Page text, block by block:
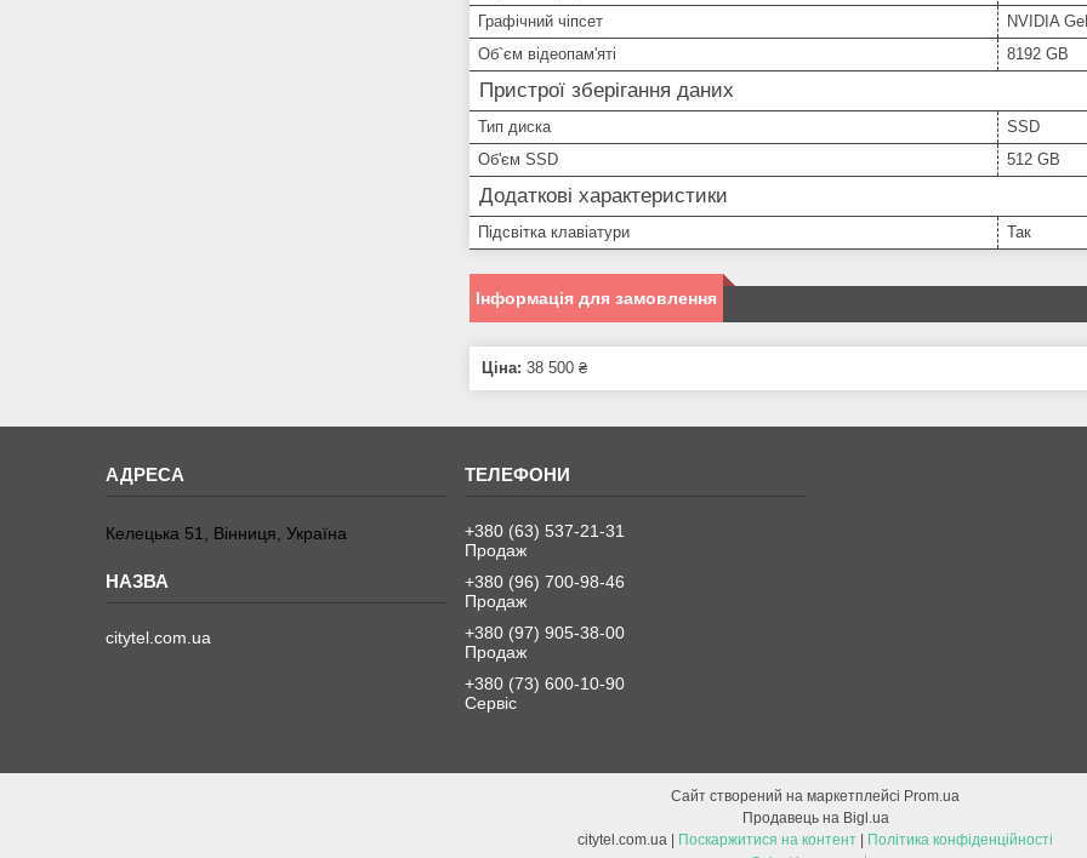
Графічний чіпсет
NVIDIA
Об`єм відеопам'яті
8192 GB
Пристрої зберігання даних
Тип диска
SSD
Об'єм SSD
512 GB
Додаткові характеристики
Підсвітка клавіатури Так
Інформація для замовлення
Ціна: 38 500 ₴
Келецька 51, Вінниця, Україна
citytel.com.ua
+380 (63) 537-21-31
Продаж
+380 (96) 700-98-46
Продаж
+380 (97) 905-38-00
Продаж
+380 (73) 600-10-90
Сервіс
Сайт створений на маркетплейсі Prom.ua
Продавець на Bigl.ua
citytel.com.ua | Поскаржитися на контент | Політика конфіденційності